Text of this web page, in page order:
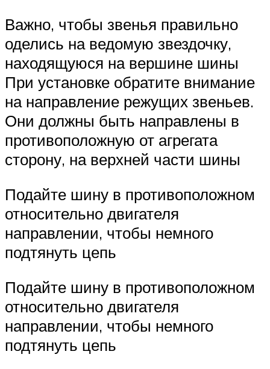
Важно, чтобы звенья правильно
оделись на ведомую звездочку,
находящуюся на вершине шины
При установке обратите внимание
на направление режущих звеньев.
Они должны быть направлены в
противоположную от агрегата
сторону, на верхней части шины
Подайте шину в противоположном
относительно двигателя
направлении, чтобы немного
подтянуть цепь
Подайте шину в противоположном
относительно двигателя
направлении, чтобы немного
подтянуть цепь